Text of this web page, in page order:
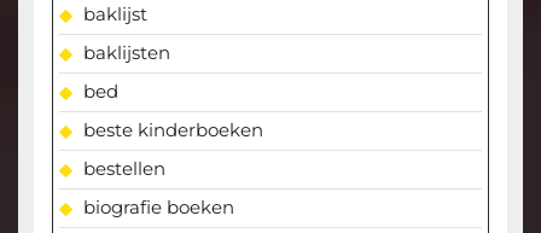
baklijst
baklijsten
bed
beste kinderboeken
bestellen
biografie boeken